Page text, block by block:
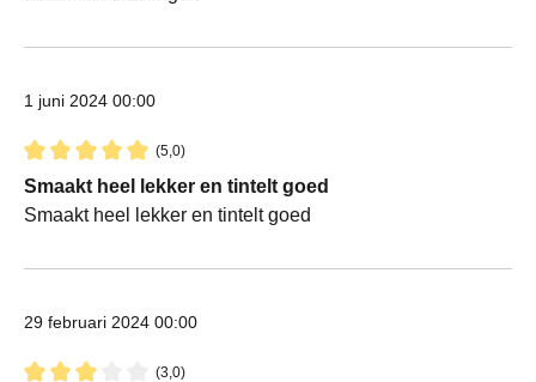
1 juni 2024 00:00
(5,0)
Recensie met een waardering van 5 van de 5 sterren
Smaakt heel lekker en tintelt goed
Smaakt heel lekker en tintelt goed
29 februari 2024 00:00
(3,0)